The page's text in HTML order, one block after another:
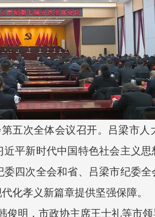
五次全体会议召开。吕梁市
平新时代中国特色社会主义
四次全会和省、吕梁市纪委
化孝义新篇章提供坚强保障。
明，市政协主席王士礼等市